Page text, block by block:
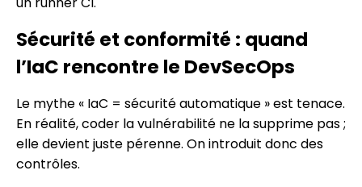
Sécurité et conformité : quand
l’IaC rencontre le DevSecOps
Le mythe « IaC = sécurité automatique » est tenace.
En réalité, coder la vulnérabilité ne la supprime pas ;
elle devient juste pérenne. On introduit donc des
contrôles.